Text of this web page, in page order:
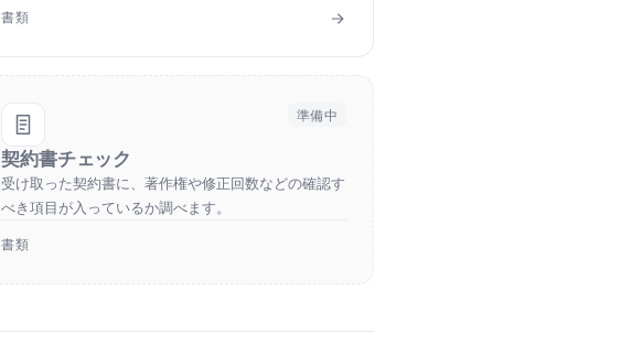
書類
準備中
契約書チェック
受け取った契約書に、著作権や修正回数などの確認す
べき項目が入っているか調べます。
書類